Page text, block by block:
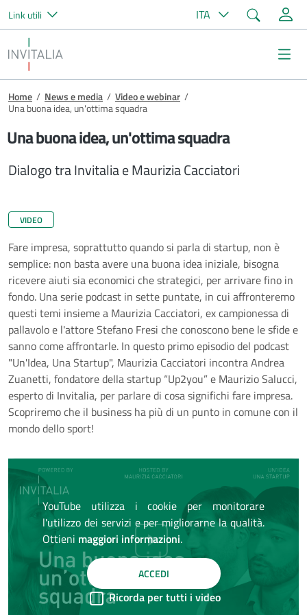
Salta al contenuto principale
Link utili ITA Cerca
Invitalia
Briciole di pane
Home / News e media / Video e webinar /
Una buona idea, un'ottima squadra
Una buona idea, un'ottima squadra
Dialogo tra Invitalia e Maurizia Cacciatori
VIDEO
Fare impresa, soprattutto quando si parla di startup, non è
semplice: non basta avere una buona idea iniziale, bisogna
ricevere aiuti sia economici che strategici, per arrivare fino in
fondo. Una serie podcast in sette puntate, in cui affronteremo
questi temi insieme a Maurizia Cacciatori, ex campionessa di
pallavolo e l'attore Stefano Fresi che conoscono bene le sfide e
sanno come affrontarle. In questo primo episodio del podcast
"Un'Idea, Una Startup", Maurizia Cacciatori incontra Andrea
Zuanetti, fondatore della startup “Up2you” e Maurizio Salucci,
esperto di Invitalia, per parlare di cosa significhi fare impresa.
Scopriremo che il business ha più di un punto in comune con il
mondo dello sport!
YouTube utilizza i cookie per monitorare
l'utilizzo dei servizi e per migliorarne la qualità.
Ottieni maggiori informazioni.
ACCEDI
Ricorda per tutti i video
Riproduci
il